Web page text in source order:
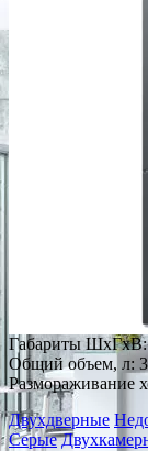
Габариты ШxГxВ:
Общий объем, л:
Размораживание
Двухдверные
Серые